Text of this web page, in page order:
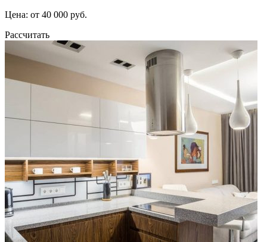
Цена: от 40 000 руб.
Рассчитать